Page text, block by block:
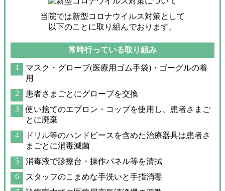
当院では新型コロナウイルス対策として
以下のことに取り組んでおります。
常時行っている取り組み
マスク・グローブ(医療用ゴム手袋)・ゴーグルの着
用
患者さまごとにグローブを交換
使い捨てのエプロン・コップを使用し、患者さまご
とに廃棄
ドリル等のハンドピースを含めた治療器具は患者さ
まごとに消毒滅菌
消毒液で診療台・操作パネル等を清拭
スタッフのこまめな手洗いと手指消毒